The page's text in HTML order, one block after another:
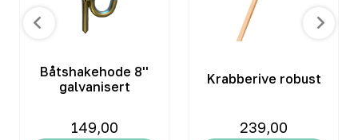
Båtshakehode 8''
galvanisert
149,00
Krabberive robust
239,00